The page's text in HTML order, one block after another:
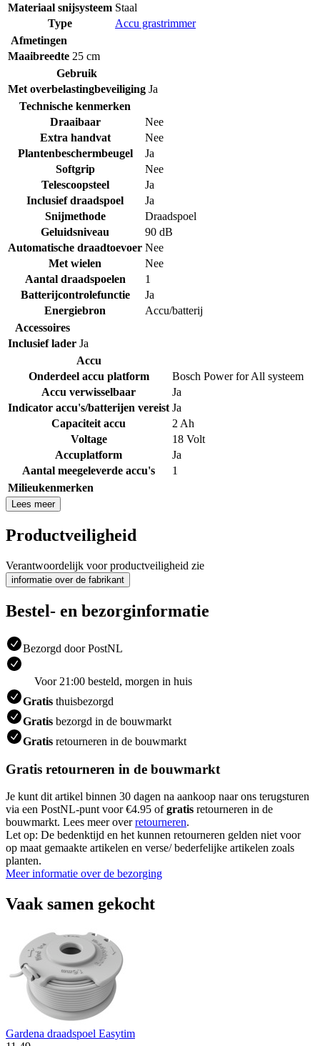
Materiaal snijsysteem Staal
Type
Accu grastrimmer
Afmetingen
Maaibreedte 25 cm
Gebruik
Met overbelastingbeveiliging Ja
Technische kenmerken
Draaibaar
Nee
Extra handvat
Nee
Plantenbeschermbeugel
Ja
Softgrip
Nee
Telescoopsteel
Ja
Inclusief draadspoel
Ja
Snijmethode
Draadspoel
Geluidsniveau
90 dB
Automatische draadtoevoer Nee
Met wielen
Nee
Aantal draadspoelen
1
Batterijcontrolefunctie
Ja
Energiebron
Accu/batterij
Accessoires
Inclusief lader Ja
Accu
Onderdeel accu platform
Bosch Power for All systeem
Accu verwisselbaar
Ja
Indicator accu's/batterijen vereist Ja
Capaciteit accu
2 Ah
Voltage
18 Volt
Accuplatform
Ja
Aantal meegeleverde accu's
1
Milieukenmerken
Lees meer
Productveiligheid
Verantwoordelijk voor productveiligheid zie
informatie over de fabrikant
Bestel- en bezorginformatie
Bezorgd door PostNL
Voor 21:00 besteld, morgen in huis
Gratis thuisbezorgd
Gratis bezorgd in de bouwmarkt
Gratis retourneren in de bouwmarkt
Gratis retourneren in de bouwmarkt
Je kunt dit artikel binnen 30 dagen na aankoop naar ons terugsturen
via een PostNL-punt voor €4.95 ofgratis retourneren in de
bouwmarkt. Lees meer overretourneren.
Let op: De bedenktijd en het kunnen retourneren gelden niet voor
op maat gemaakte artikelen en verse/ bederfelijke artikelen zoals
planten.
Meer informatie over de bezorging
Vaak samen gekocht
Gardena draadspoel Easytim